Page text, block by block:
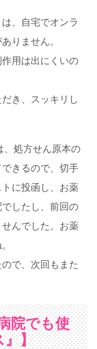
、自宅でオンラ
りません。
作用は出にくいの
き、スッキリし
、処方せん原本の
きるので、切手
に投函し、お薬
したし、前回の
んでした。お薬
で、次回もまた
院でも使
』】